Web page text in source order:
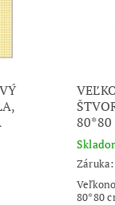
80*80
80*80